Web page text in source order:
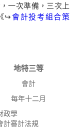
一次準備，三次上
↪會計投考組合策
地特三等
會計
每年十二月
政學
計審計法規